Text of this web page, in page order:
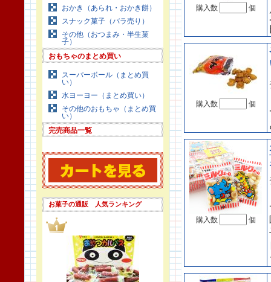
おかき（あられ・おかき餅）
スナック菓子（バラ売り）
その他（おつまみ・半生菓
子）
おもちゃのまとめ買い
スーパーボール（まとめ買
い）
水ヨーヨー（まとめ買い）
その他のおもちゃ（まとめ買
い）
完売商品一覧
お菓子の通販 人気ランキング
購入数 個
購入数 個
購入数 個